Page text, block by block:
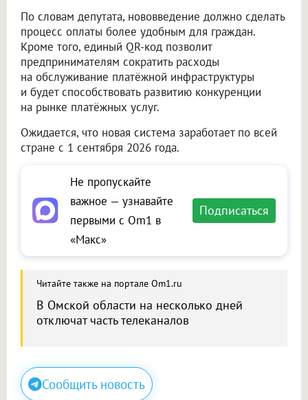
По словам депутата, нововведение должно сделать
процесс оплаты более удобным для граждан.
Кроме того, единый QR-код позволит
предпринимателям сократить расходы
на обслуживание платёжной инфраструктуры
и будет способствовать развитию конкуренции
на рынке платёжных услуг.
Ожидается, что новая система заработает по всей
стране с 1 сентября 2026 года.
Не пропускайте
важное — узнавайте
первыми с Om1 в
«Макс»
Подписаться
Читайте также на портале Om1.ru
В Омской области на несколько дней
отключат часть телеканалов
Сообщить новость